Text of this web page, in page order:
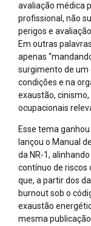
avaliação médica
profissional, não
perigos e
Em outras
apenas
surgimento de um
condições e na
exaustão,
ocupacionais
Esse tema
lançou o Manual
da NR-1,
contínuo de riscos
que, a partir dos
burnout sob o
exaustão
mesma